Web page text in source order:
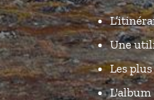
Une
Les
L'album